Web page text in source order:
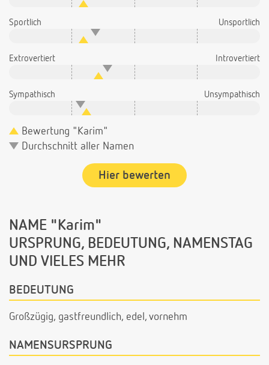
Sportlich Unsportlich
Extrovertiert Introvertiert
Sympathisch Unsympathisch
Bewertung "Karim"
Durchschnitt aller Namen
Hier bewerten
NAME "Karim"
URSPRUNG, BEDEUTUNG, NAMENSTAG
UND VIELES MEHR
BEDEUTUNG
Großzügig, gastfreundlich, edel, vornehm
NAMENSURSPRUNG